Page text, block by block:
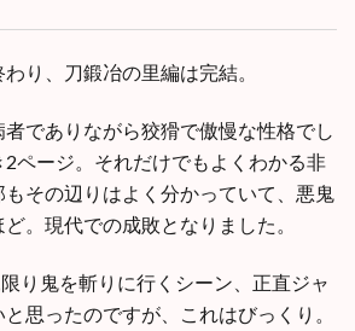
り、刀鍛冶の里編は完結。
でありながら狡猾で傲慢な性格でし
ページ。それだけでもよくわかる非
その辺りはよく分かっていて、悪鬼
。現代での成敗となりました。
り鬼を斬りに行くシーン、正直ジャ
思ったのですが、これはびっくり。